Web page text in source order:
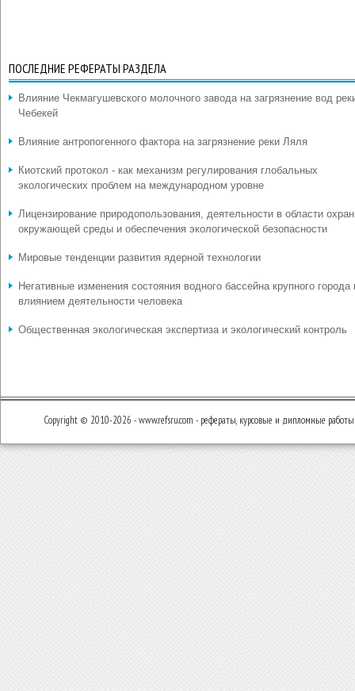
ПОСЛЕДНИЕ РЕФЕРАТЫ РАЗДЕЛА
Влияние Чекмагушевского молочного завода на загрязнение вод
Чебекей
Влияние антропогенного фактора на загрязнение реки Ляля
Киотский протокол - как механизм регулирования глобальных
экологических проблем на международном уровне
Лицензирование природопользования, деятельности в области
окружающей среды и обеспечения экологической безопасности
Мировые тенденции развития ядерной технологии
Негативные изменения состояния водного бассейна крупного города
влиянием деятельности человека
Общественная экологическая экспертиза и экологический контроль
Copyright © 2010-2026 - www.refsru.com - рефераты, курсовые и дипломные работы